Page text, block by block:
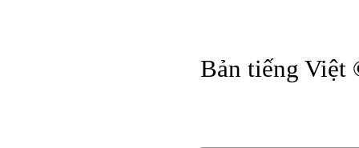
Bản tiếng Việt